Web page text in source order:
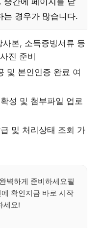
중간에 페이지를 닫
는 경우가 많습니다.
사본, 소득증빙서류 등
진 준비
및 본인인증 완료 여
성 및 첨부파일 업로
및 처리상태 조회 가
벽하게 준비하세요필
확인지금 바로 시작
세요!